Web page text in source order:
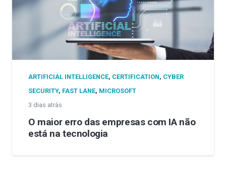
ARTIFICIAL INTELLIGENCE, CERTIFICATION, CYBER
SECURITY, FAST LANE, MICROSOFT
3 dias atrás
O maior erro das empresas com IA não
está na tecnologia